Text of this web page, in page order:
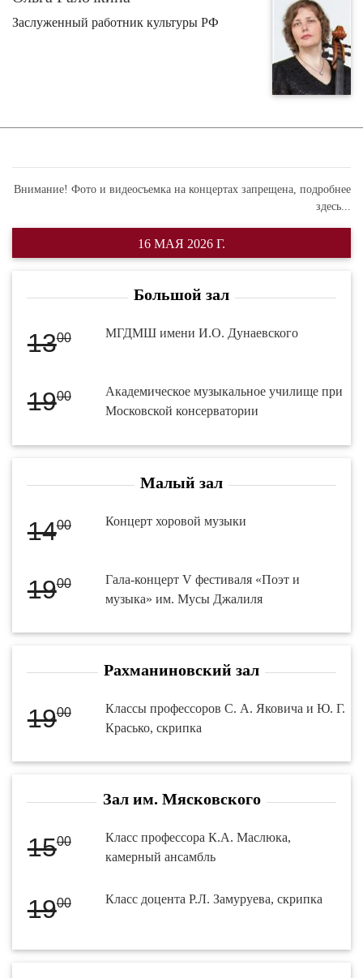
Заслуженный работник культуры РФ
Внимание! Фото и видеосъемка на концертах запрещена, подробнее
здесь...
16 МАЯ 2026 Г.
Большой зал
1300 МГДМШ имени И.О. Дунаевского
1900
Академическое музыкальное училище при
Московской консерватории
Малый зал
1400 Концерт хоровой музыки
1900
Гала-концерт V фестиваля «Поэт и
музыка» им. Мусы Джалиля
Рахманиновский зал
1900
Классы профессоров С. А. Яковича и Ю. Г.
Красько, скрипка
Зал им. Мясковского
1500
Класс профессора К.А. Маслюка,
камерный ансамбль
1900 Класс доцента Р.Л. Замуруева, скрипка